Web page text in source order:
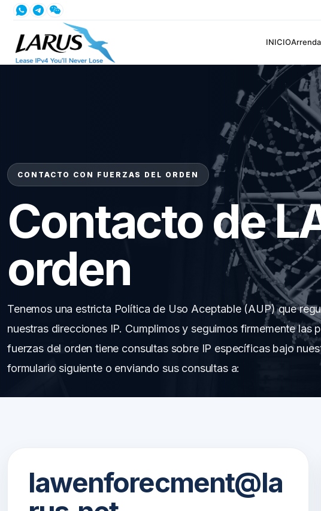
INICIO
CONTACTO CON FUERZAS DEL ORDEN
Contacto de
orden
Tenemos una estricta Política de Uso Aceptable (AUP) que
nuestras direcciones IP. Cumplimos y seguimos firmemente las
fuerzas del orden tiene consultas sobre IP específicas bajo
formulario siguiente o enviando sus consultas a:
lawenforecment@la